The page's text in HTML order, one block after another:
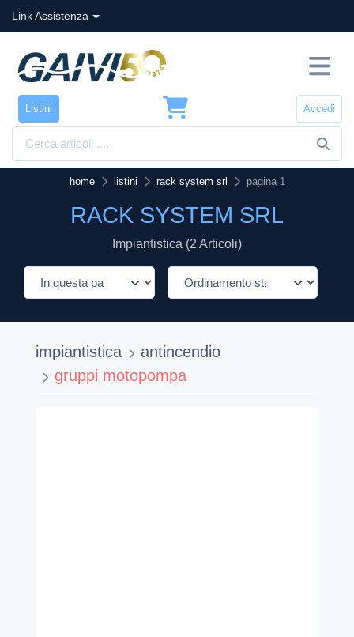
Link Assistenza
Listini Accedi
home listini rack system srl pagina 1
RACK SYSTEM SRL
Impiantistica (2 Articoli)
impiantistica
antincendio
gruppi motopompa